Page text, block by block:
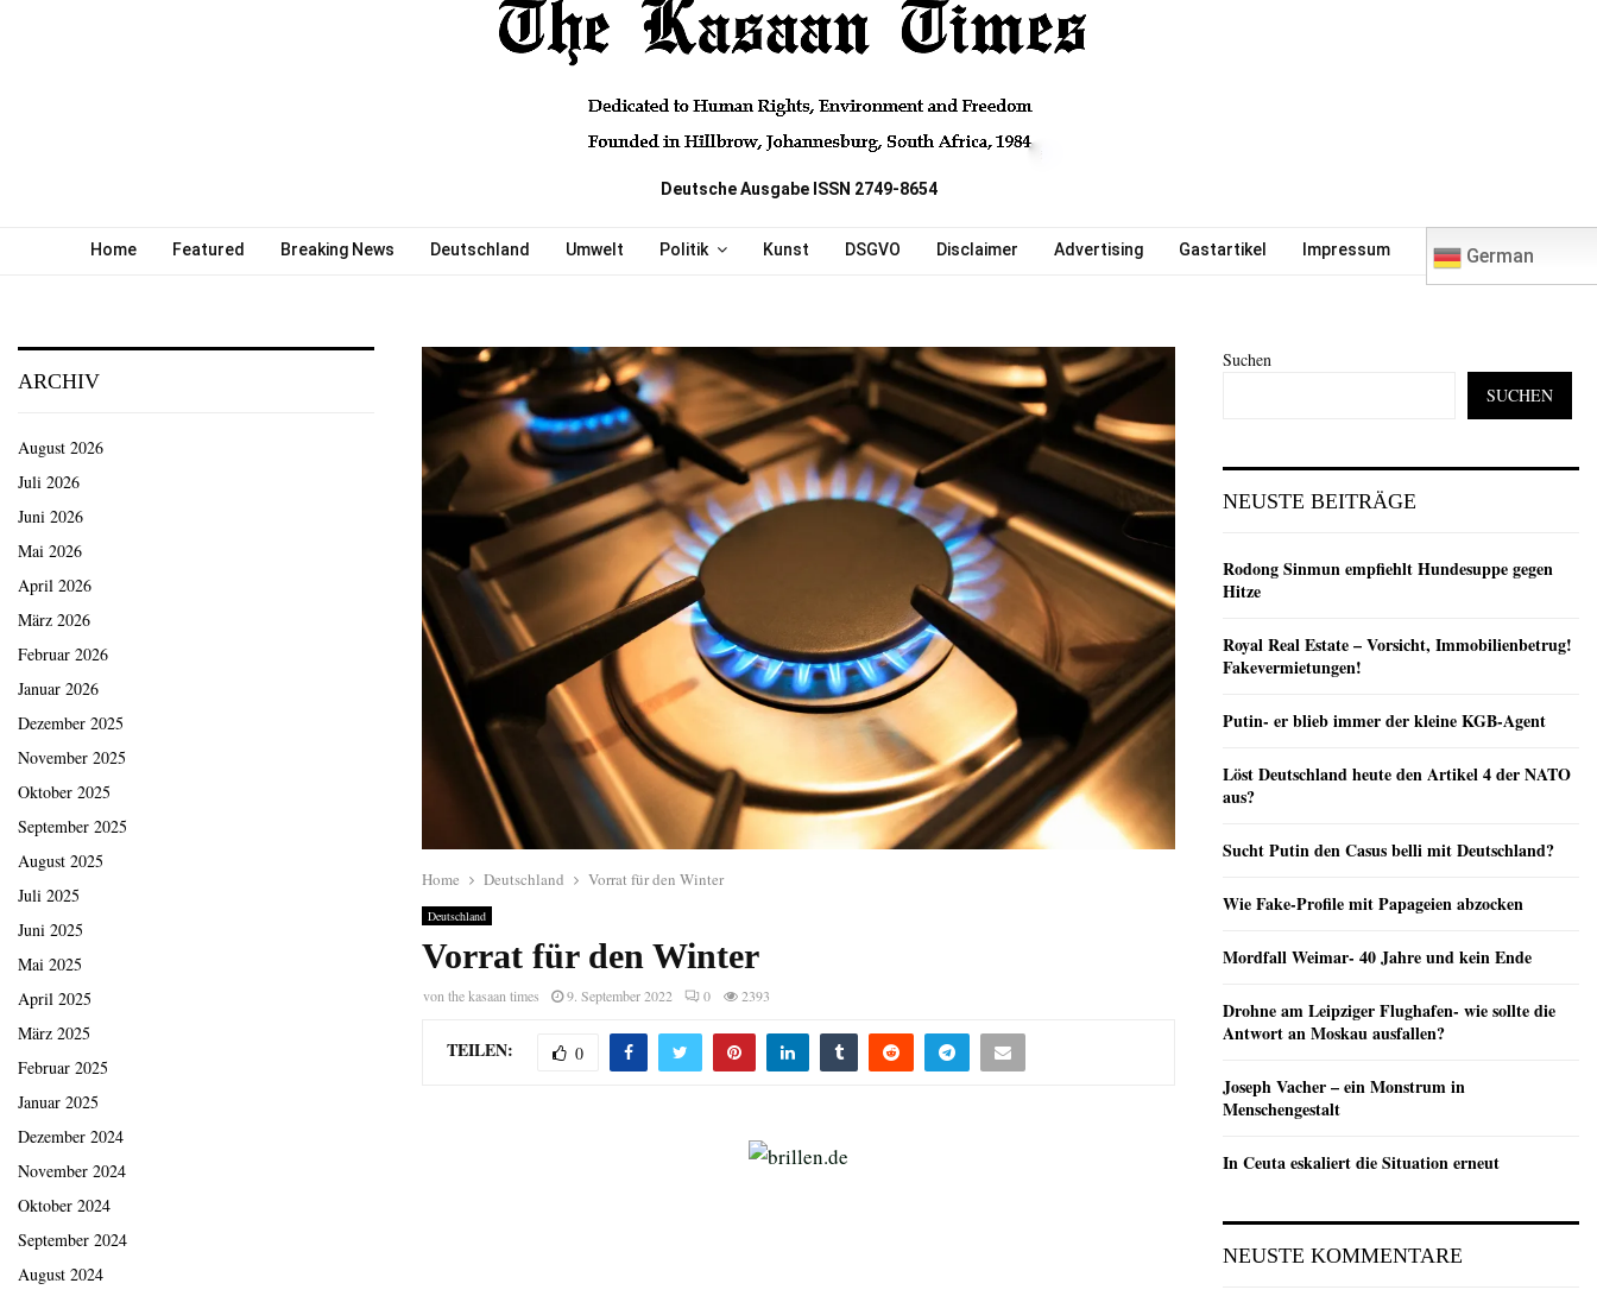
Deutsche Ausgabe ISSN 2749-8654
Home Featured Breaking News Deutschland Umwelt Politik Kunst DSGVO Disclaimer Advertising Gastartikel Impressum German
Home Deutschland Vorrat für den Winter
Deutschland
Vorrat für den Winter
von the kasaan times 9. September 2022 0 2393
TEILEN: 0
ARCHIV
August 2026
Juli 2026
Juni 2026
Mai 2026
April 2026
März 2026
Februar 2026
Januar 2026
Dezember 2025
November 2025
Oktober 2025
September 2025
August 2025
Juli 2025
Juni 2025
Mai 2025
April 2025
März 2025
Februar 2025
Januar 2025
Dezember 2024
November 2024
Oktober 2024
September 2024
August 2024
Suchen
SUCHEN
NEUSTE BEITRÄGE
Rodong Sinmun empfiehlt Hundesuppe gegen
Hitze
Royal Real Estate – Vorsicht, Immobilienbetrug!
Fakevermietungen!
Putin- er blieb immer der kleine KGB-Agent
Löst Deutschland heute den Artikel 4 der NATO
aus?
Sucht Putin den Casus belli mit Deutschland?
Wie Fake-Profile mit Papageien abzocken
Mordfall Weimar- 40 Jahre und kein Ende
Drohne am Leipziger Flughafen- wie sollte die
Antwort an Moskau ausfallen?
Joseph Vacher – ein Monstrum in
Menschengestalt
In Ceuta eskaliert die Situation erneut
NEUSTE KOMMENTARE